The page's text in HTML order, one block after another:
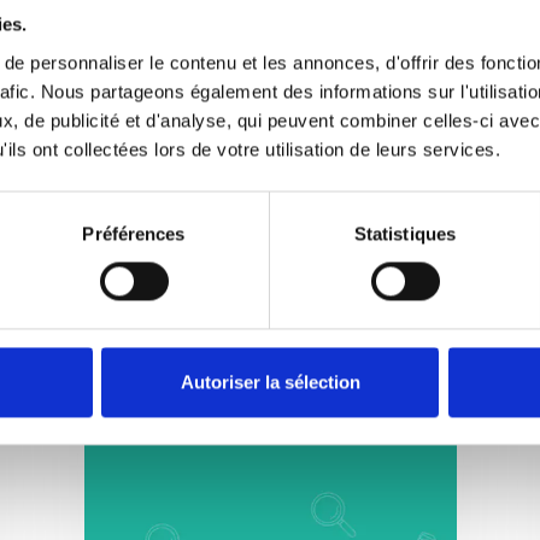
personnaliser le contenu et les annonces, d'offrir des
Nous partageons également des informations sur
de publicité et d'analyse, qui peuvent combiner celles-ci
ont collectées lors de votre utilisation de leurs services.
Préférences Statistiques
Autoriser la sélection
Aides au logement de la
CAF
Dossier
CAF
permet à de nombreuses familles de se
loger dans de bonnes conditions. Différentes
logement versée mensuellement (APL, ALF
situations.